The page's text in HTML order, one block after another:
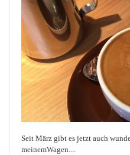
Seit März gibt es jetzt auch
meinemWagen....